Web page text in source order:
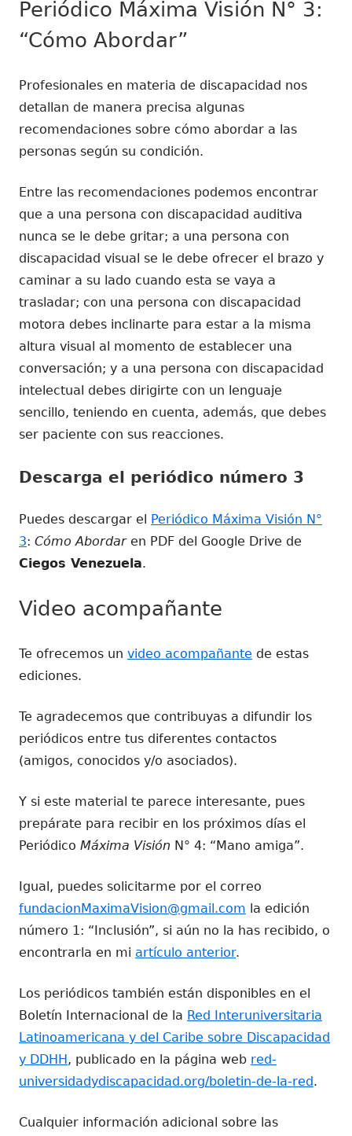
Periódico Máxima Visión N° 3:
“Cómo Abordar”
Profesionales en materia de discapacidad nos
detallan de manera precisa algunas
recomendaciones sobre cómo abordar a las
personas según su condición.
Entre las recomendaciones podemos encontrar
que a una persona con discapacidad auditiva
nunca se le debe gritar; a una persona con
discapacidad visual se le debe ofrecer el brazo y
caminar a su lado cuando esta se vaya a
trasladar; con una persona con discapacidad
motora debes inclinarte para estar a la misma
altura visual al momento de establecer una
conversación; y a una persona con discapacidad
intelectual debes dirigirte con un lenguaje
sencillo, teniendo en cuenta, además, que debes
ser paciente con sus reacciones.
Descarga el periódico número 3
Puedes descargar el Periódico Máxima Visión N°
3: Cómo Abordaren PDF del Google Drive de
Ciegos Venezuela.
Video acompañante
Te ofrecemos un video acompañante de estas
ediciones.
Te agradecemos que contribuyas a difundir los
periódicos entre tus diferentes contactos
(amigos, conocidos y/o asociados).
Y si este material te parece interesante, pues
prepárate para recibir en los próximos días el
Periódico Máxima Visión N° 4: “Mano amiga”.
Igual, puedes solicitarme por el correo
fundacionMaximaVision@gmail.com la edición
número 1: “Inclusión”, si aún no la has recibido, o
encontrarla en mi artículo anterior.
Los periódicos también están disponibles en el
Boletín Internacional de la Red Interuniversitaria
Latinoamericana y del Caribe sobre Discapacidad
y DDHH, publicado en la página web red-
universidadydiscapacidad.org/boletin-de-la-red.
Cualquier información adicional sobre las